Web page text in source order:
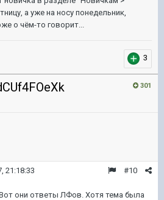
а уже на носу понедельник,
о чём-то говорит...
3
301
#10
21:18:33
они ответы ЛФов. Хотя тема была